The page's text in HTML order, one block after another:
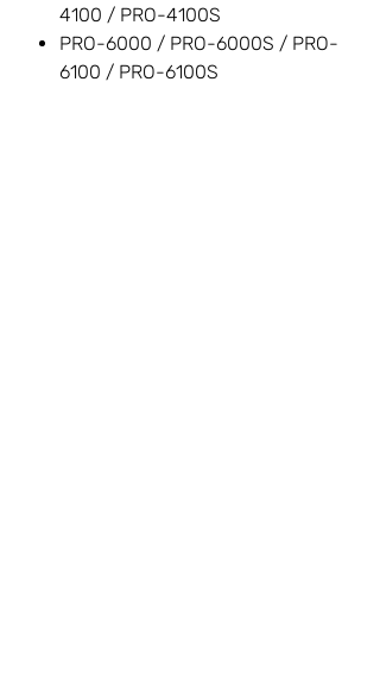
4100 / PRO-4100S
PRO-6000 / PRO-6000S / PRO-
6100 / PRO-6100S